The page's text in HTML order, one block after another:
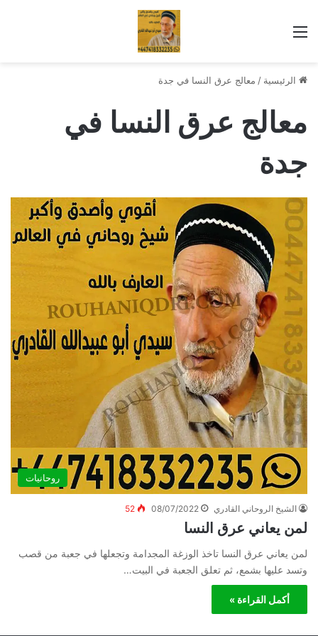
القائمة
الرئيسية / معالج عرق النسا في جدة
معالج عرق النسا في
جدة
روحانيات
الشيخ الروحاني القادري 08/07/2022
52
لمن يعاني عرق النسا
لمن يعاني عرق النسا تاخذ الوزغة المجدامة وتجعلها في جعبة من قصب
وتسد عليها بشمع، ثم تعلق الجعبة في البيت…
أكمل القراءة »